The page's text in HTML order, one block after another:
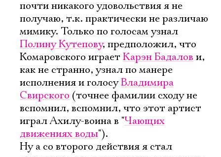
почти никакого удовольствия я не
получаю, т.к. практически не различаю
мимику. Только по голосам узнал
Полину Кутепову, предположил, что
Комаровского играет Карэн Бадалов и,
как не странно, узнал по манере
исполнения и голосуВладимира
Свирского (точнее фамилии сходу не
вспомнил, вспомнил, что этот артист
играл Ахилу-воина в "Чающих
движениях воды").
Ну а со второго действия я стал